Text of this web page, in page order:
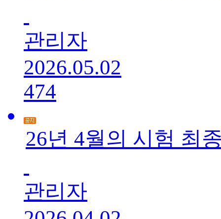
관리자
2026.05.02
474
26년 4월의 시험 최
관리자